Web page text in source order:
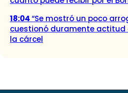
18:04“Se mostró un poco
cuestionó duramente actitud
la cárcel